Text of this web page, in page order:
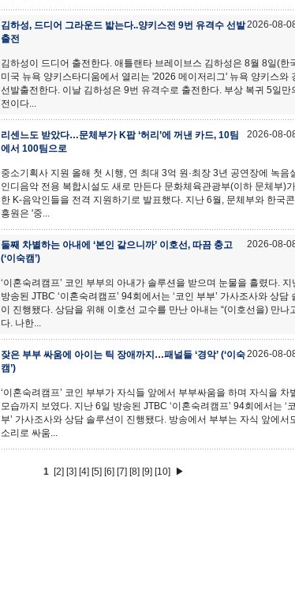
김하성, 드디어 그라운드 밟는다..양키스전 9번 유격수 선발
출전
2026-08-
김하성이 드디어 출전한다. 애틀랜타 브레이브스 김하성은 8월 8일(한
미국 뉴욕 양키스타디움에서 열리는 '2026 메이저리그' 뉴욕 양키스와
선발출전한다. 이날 김하성은 9번 유격수로 출전한다. 부상 복귀 5일만
전이다...
리센느도 받았다…문체부가 K팝 ‘허리’에 꺼낸 카드, 10팀
에서 100팀으로
2026-08-
중소기획사 지원 올해 첫 시행, 연 최대 3억 원·최장 3년 공연장에 녹음
인디음악 전용 복합시설도 새로 만든다 문화체육관광부(이하 문체부)
한 K-음악인들을 전격 지원하기로 발표했다. 지난 6월, 문체부와 한국
흥원은 '중...
둘째 차별하는 아내에 ‘본인 같으니까’ 이호선, 따끔 충고
(‘이숙캠’)
2026-08-
‘이혼숙려캠프’ 코인 부부의 아내가 솔루션을 받으며 눈물을 흘렸다. 지
방송된 JTBC ‘이혼숙려캠프’ 94회에서는 ‘코인 부부’ 가사조사와 상담
이 진행됐다. 상담을 위해 이호선 교수를 만난 아내는 “(이호선을) 만나
다. 나한...
잦은 부부 싸움에 아이는 틱 장애까지…패널들 ‘경악’ (‘이숙
캠’)
2026-08-
‘이혼숙려캠프’ 코인 부부가 자식들 앞에서 부부싸움을 하며 자식을 차
모습까지 보였다. 지난 6일 방송된 JTBC ‘이혼숙려캠프’ 94회에서는 ‘
부’ 가사조사와 상담 솔루션이 진행됐다. 방송에서 부부는 자식 앞에서
소리로 싸움...
1 [2] [3] [4] [5] [6] [7] [8] [9] [10] ▶